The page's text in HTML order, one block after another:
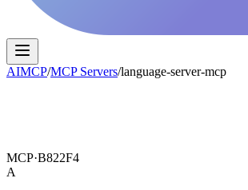
AIMCP/MCP Servers/language-server-mcp
MCP·B822F4
A